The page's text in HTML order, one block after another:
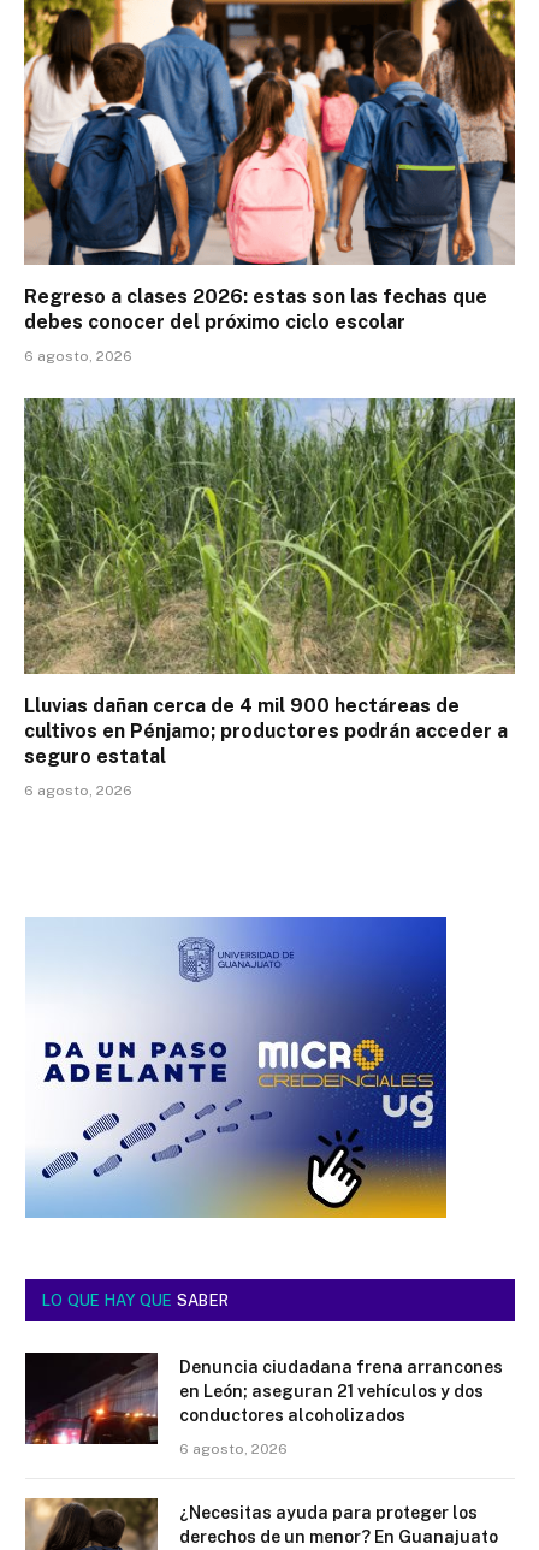
Regreso a clases 2026: estas son las fechas que
debes conocer del próximo ciclo escolar
6 agosto, 2026
Lluvias dañan cerca de 4 mil 900 hectáreas de
cultivos en Pénjamo; productores podrán acceder a
seguro estatal
6 agosto, 2026
LO QUE HAY QUE SABER
Denuncia ciudadana frena arrancones
en León; aseguran 21 vehículos y dos
conductores alcoholizados
6 agosto, 2026
¿Necesitas ayuda para proteger los
derechos de un menor? En Guanajuato